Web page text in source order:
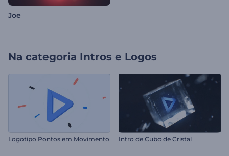
Joe
Na categoria Intros e Logos
Logotipo Pontos em Movimento Intro de Cubo de Cristal